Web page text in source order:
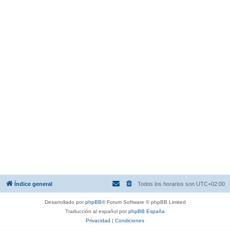
Índice general Todos los horarios son UTC+02:00
Desarrollado porphpBB® Forum Software © phpBB Limited
Traducción al español porphpBB España
Privacidad
Condiciones